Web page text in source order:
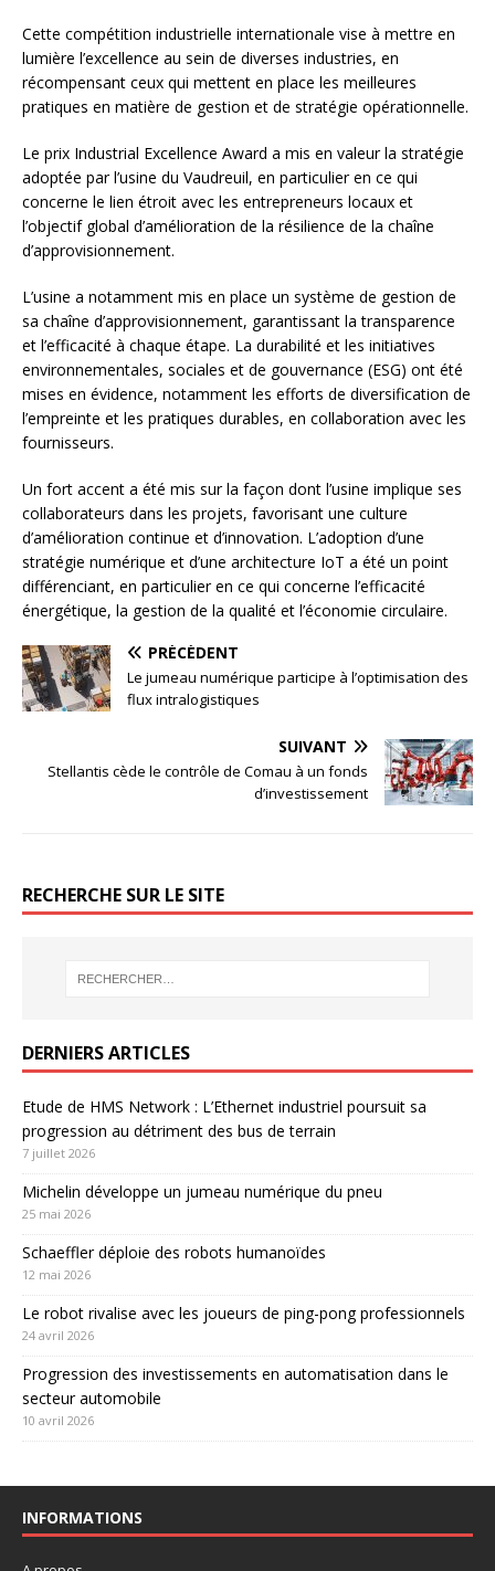
Cette compétition industrielle internationale vise à mettre en
lumière l’excellence au sein de diverses industries, en
récompensant ceux qui mettent en place les meilleures
pratiques en matière de gestion et de stratégie opérationnelle.
Le prix Industrial Excellence Award a mis en valeur la stratégie
adoptée par l’usine du Vaudreuil, en particulier en ce qui
concerne le lien étroit avec les entrepreneurs locaux et
l’objectif global d’amélioration de la résilience de la chaîne
d’approvisionnement.
L’usine a notamment mis en place un système de gestion de
sa chaîne d’approvisionnement, garantissant la transparence
et l’efficacité à chaque étape. La durabilité et les initiatives
environnementales, sociales et de gouvernance (ESG) ont été
mises en évidence, notamment les efforts de diversification de
l’empreinte et les pratiques durables, en collaboration avec les
fournisseurs.
Un fort accent a été mis sur la façon dont l’usine implique ses
collaborateurs dans les projets, favorisant une culture
d’amélioration continue et d’innovation. L’adoption d’une
stratégie numérique et d’une architecture IoT a été un point
différenciant, en particulier en ce qui concerne l’efficacité
énergétique, la gestion de la qualité et l’économie circulaire.
PRÉCÉDENT
Le jumeau numérique participe à l’optimisation des
flux intralogistiques
SUIVANT
Stellantis cède le contrôle de Comau à un fonds
d’investissement
RECHERCHE SUR LE SITE
DERNIERS ARTICLES
Etude de HMS Network : L’Ethernet industriel poursuit sa
progression au détriment des bus de terrain
7 juillet 2026
Michelin développe un jumeau numérique du pneu
25 mai 2026
Schaeffler déploie des robots humanoïdes
12 mai 2026
Le robot rivalise avec les joueurs de ping-pong professionnels
24 avril 2026
Progression des investissements en automatisation dans le
secteur automobile
10 avril 2026
INFORMATIONS